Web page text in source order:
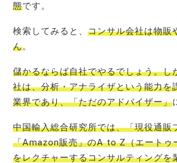
態です。
検索してみると、コンサル会社は物販
ん。
儲かるならば自社でやるでしょう。し
社は、分析・アナライザという能力を
業界であり、「ただのアドバイザー」
中国輸入総合研究所では、「現役通販
「Amazon販売」のA to Z（エートゥ
をレクチャーするコンサルティングを